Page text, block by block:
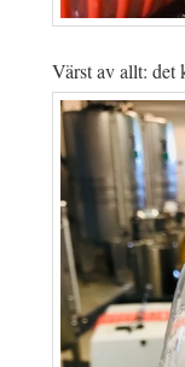
Värst av allt: det